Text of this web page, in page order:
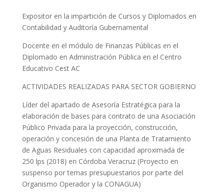
Expositor en la impartición de Cursos y Diplomados en
Contabilidad y Auditoría Gubernamental
Docente en el módulo de Finanzas Públicas en el
Diplomado en Administración Pública en el Centro
Educativo Cest AC
ACTIVIDADES REALIZADAS PARA SECTOR GOBIERNO
Líder del apartado de Asesoría Estratégica para la
elaboración de bases para contrato de una Asociación
Público Privada para la proyección, construcción,
operación y concesión de una Planta de Tratamiento
de Aguas Residuales con capacidad aproximada de
250 lps (2018) en Córdoba Veracruz (Proyecto en
suspenso por temas presupuestarios por parte del
Organismo Operador y la CONAGUA)